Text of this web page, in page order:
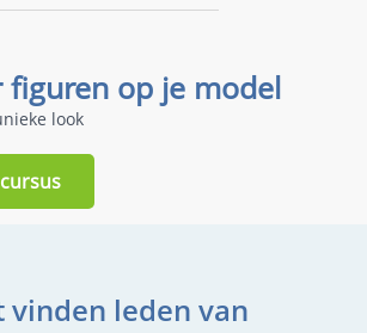
figuren op je model
look
vinden leden van